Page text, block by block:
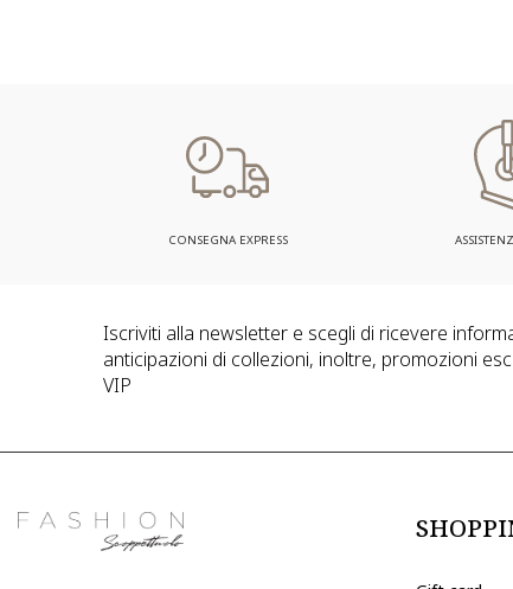
CONSEGNA EXPRESS
Iscriviti alla newsletter e scegli di ricevere
anticipazioni di collezioni, inoltre, promozioni
VIP